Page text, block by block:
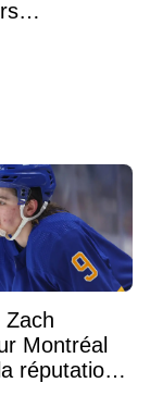
Zach
Montréal
réputation